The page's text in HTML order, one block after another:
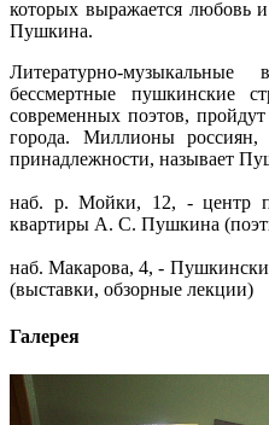
которых выражается любовь
Пушкина.
Литературно-
бессмертные пушкинские
современных поэтов,
города. Миллионы россиян,
принадлежности, называет
наб. р. Мойки, 12, - центр
квартиры А. С. Пушкина
наб. Макарова, 4, -
(выставки, обзорные лекции)
Галерея